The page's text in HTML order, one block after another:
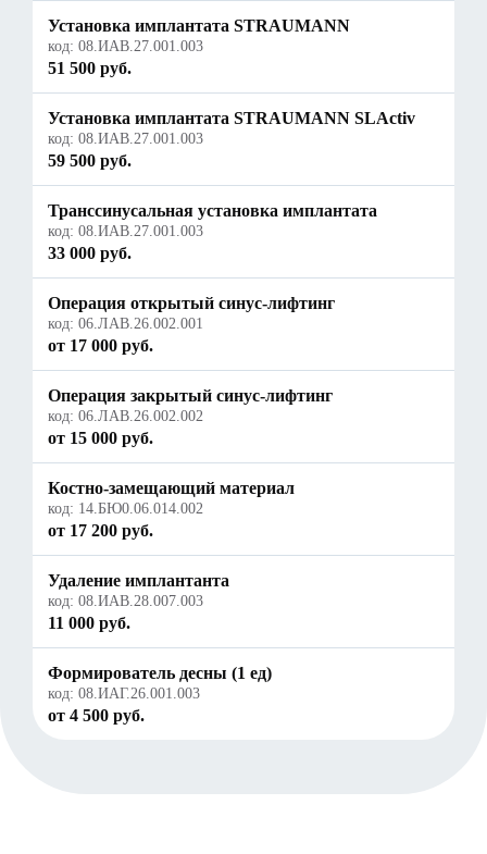
Установка имплантата STRAUMANN
код: 08.ИАВ.27.001.003
51 500 руб.
Установка имплантата STRAUMANN SLActiv
код: 08.ИАВ.27.001.003
59 500 руб.
Транссинусальная установка имплантата
код: 08.ИАВ.27.001.003
33 000 руб.
Операция открытый синус-лифтинг
код: 06.ЛАВ.26.002.001
от 17 000 руб.
Операция закрытый синус-лифтинг
код: 06.ЛАВ.26.002.002
от 15 000 руб.
Костно-замещающий материал
код: 14.БЮ0.06.014.002
от 17 200 руб.
Удаление имплантанта
код: 08.ИАВ.28.007.003
11 000 руб.
Формирователь десны (1 ед)
код: 08.ИАГ.26.001.003
от 4 500 руб.